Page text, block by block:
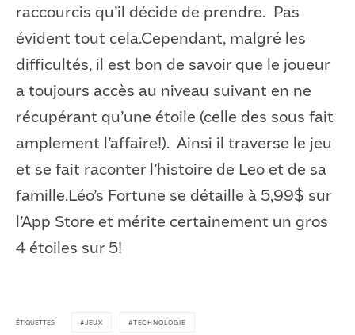
raccourcis qu’il décide de prendre. Pas
évident tout cela.Cependant, malgré les
difficultés, il est bon de savoir que le joueur
a toujours accès au niveau suivant en ne
récupérant qu’une étoile (celle des sous fait
amplement l’affaire!). Ainsi il traverse le jeu
et se fait raconter l’histoire de Leo et de sa
famille.Léo’s Fortune se détaille à 5,99$ sur
l’App Store et mérite certainement un gros
4 étoiles sur 5!
ÉTIQUETTES JEUX TECHNOLOGIE